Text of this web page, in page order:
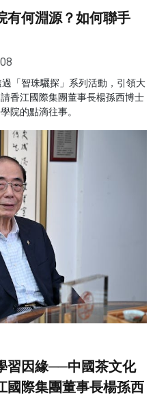
有何淵源？如何聯手
「智珠驪探」系列活動，引領大
香江國際集團董事長楊孫西博士
院的點滴往事。
習因緣──中國茶文化
國際集團董事長楊孫西